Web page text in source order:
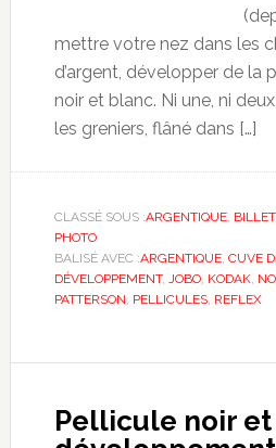
mettre votre nez dans les
d’argent, développer de la
noir et blanc. Ni une, ni
les greniers, flâné dans […]
CLASSÉ SOUS :ARGENTIQUE,
PHOTO
BALISÉ AVEC :ARGENTIQUE, CUVE
DÉVELOPPEMENT, JOBO, KODAK,
PATTERSON PELLICULES, REFLEX
Pellicule noir